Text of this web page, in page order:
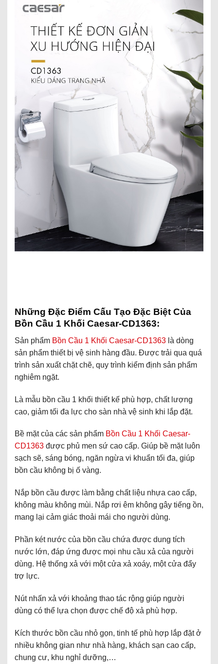
Những Đặc Điểm Cấu Tạo Đặc Biệt Của
Bồn Cầu 1 Khối Caesar-CD1363:
Sản phẩm Bồn Cầu 1 Khối Caesar-CD1363 là dòng
sản phẩm thiết bị vệ sinh hàng đầu. Được trải qua quá
trình sản xuất chặt chẽ, quy trình kiểm định sản phẩm
nghiêm ngặt.
Là mẫu bồn cầu 1 khối thiết kế phù hợp, chất lượng
cao, giảm tối đa lực cho sàn nhà vệ sinh khi lắp đặt.
Bề mặt của các sản phẩm Bồn Cầu 1 Khối Caesar-
CD1363 được phủ men sứ cao cấp. Giúp bề mặt luôn
sạch sẽ, sáng bóng, ngăn ngừa vi khuẩn tối đa, giúp
bồn cầu không bị ố vàng.
Nắp bồn cầu được làm bằng chất liệu nhựa cao cấp,
không màu không mùi. Nắp rơi êm không gây tiếng ồn,
mang lại cảm giác thoải mái cho người dùng.
Phần két nước của bồn cầu chứa được dung tích
nước lớn, đáp ứng được mọi nhu cầu xả của người
dùng. Hệ thống xả với một cửa xả xoáy, một cửa đẩy
trợ lực.
Nút nhấn xả với khoảng thao tác rộng giúp người
dùng có thể lựa chọn được chế độ xả phù hợp.
Kích thước bồn cầu nhỏ gọn, tinh tế phù hợp lắp đặt ở
nhiều không gian như nhà hàng, khách sạn cao cấp,
chung cư, khu nghỉ dưỡng,…